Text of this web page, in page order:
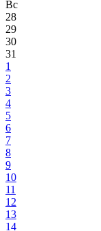
Вс
28
29
30
31
1
2
3
4
5
6
7
8
9
10
11
12
13
14